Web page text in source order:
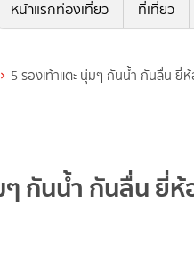
หน้าแรกท่องเที่ยว ที่เที่ยว
5 รองเท้าแตะ นุ่มๆ กันน้ำ กันลื่น ยี่
ๆ กันน้ำ กันลื่น ยี่